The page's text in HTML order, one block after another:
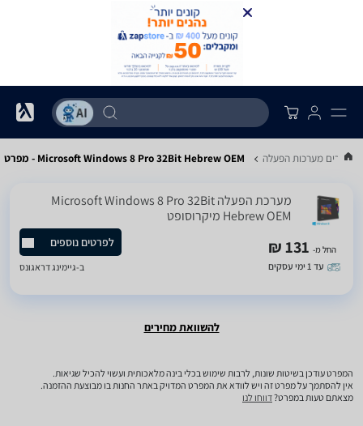
מחירים מערכות הפעלה Microsoft Windows 8 Pro 32Bit Hebrew OEM - מפרט
מערכת הפעלה Microsoft Windows 8 Pro 32Bit
Hebrew OEM מיקרוסופט
החל מ- 131 ₪
עד 1 ימי עסקים
לפרטים נוספים
ב-גיימינג דראגונס
להשוואת מחירים
המפרט עודכן בשיטות שונות, לרבות שימוש בכלי בינה מלאכותית ועשוי להכיל שגיאות.
אין להסתמך על מפרט זה ויש לוודא את המפרט המדויק באתר החנות בו מבוצעת ההזמנה.
מצאתם טעות במפרט?דווחו לנו